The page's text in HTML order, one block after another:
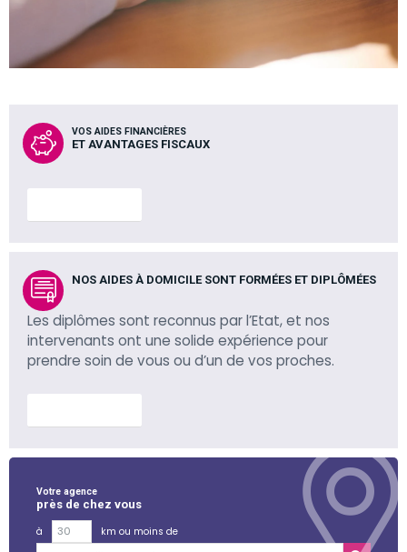
VOS AIDES FINANCIÈRES
ET AVANTAGES FISCAUX
NOS AIDES À DOMICILE SONT FORMÉES ET DIPLÔMÉES
Les diplômes sont reconnus par l’Etat, et nos
intervenants ont une solide expérience pour
prendre soin de vous ou d’un de vos proches.
Votre agence
près de chez vous
à
km ou moins de